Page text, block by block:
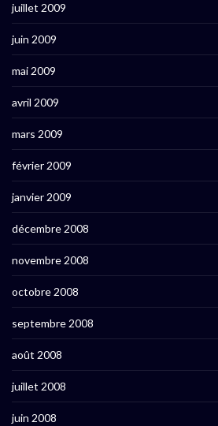
juillet 2009
juin 2009
mai 2009
avril 2009
mars 2009
février 2009
janvier 2009
décembre 2008
novembre 2008
octobre 2008
septembre 2008
août 2008
juillet 2008
juin 2008